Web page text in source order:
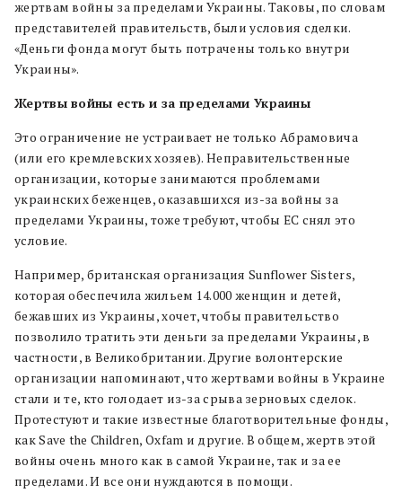
жертвам войны за пределами Украины. Таковы, по словам
представителей правительств, были условия сделки.
«Деньги фонда могут быть потрачены только внутри
Украины».
Жертвы войны есть и за пределами Украины
Это ограничение не устраивает не только Абрамовича
(или его кремлевских хозяев). Неправительственные
организации, которые занимаются проблемами
украинских беженцев, оказавшихся из-за войны за
пределами Украины, тоже требуют, чтобы ЕС снял это
условие.
Например, британская организация Sunflower Sisters,
которая обеспечила жильем 14.000 женщин и детей,
бежавших из Украины, хочет, чтобы правительство
позволило тратить эти деньги за пределами Украины, в
частности, в Великобритании. Другие волонтерские
организации напоминают, что жертвами войны в Украине
стали и те, кто голодает из-за срыва зерновых сделок.
Протестуют и такие известные благотворительные фонды,
как Save the Children, Oxfam и другие. В общем, жертв этой
войны очень много как в самой Украине, так и за ее
пределами. И все они нуждаются в помощи.